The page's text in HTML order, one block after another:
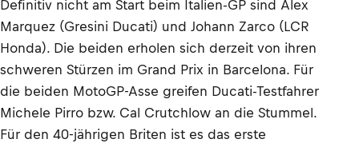
Definitiv nicht am Start beim Italien-GP sind Alex
Marquez (Gresini Ducati) und Johann Zarco (LCR
Honda). Die beiden erholen sich derzeit von ihren
schweren Stürzen im Grand Prix in Barcelona. Für
die beiden MotoGP-Asse greifen Ducati-Testfahrer
Michele Pirro bzw. Cal Crutchlow an die Stummel.
Für den 40-jährigen Briten ist es das erste